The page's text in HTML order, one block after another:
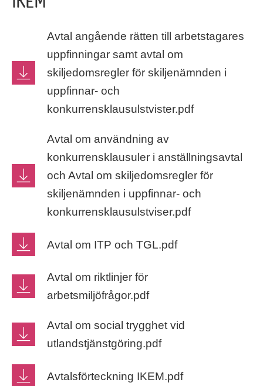
Avtal angående rätten till arbetstagares
uppfinningar samt avtal om
skiljedomsregler för skiljenämnden i
uppfinnar- och
konkurrensklausulstvister.pdf
Avtal om användning av
konkurrensklausuler i anställningsavtal
och Avtal om skiljedomsregler för
skiljenämnden i uppfinnar- och
konkurrensklausulstviser.pdf
Avtal om ITP och TGL.pdf
Avtal om riktlinjer för
arbetsmiljöfrågor.pdf
Avtal om social trygghet vid
utlandstjänstgöring.pdf
Avtalsförteckning IKEM.pdf